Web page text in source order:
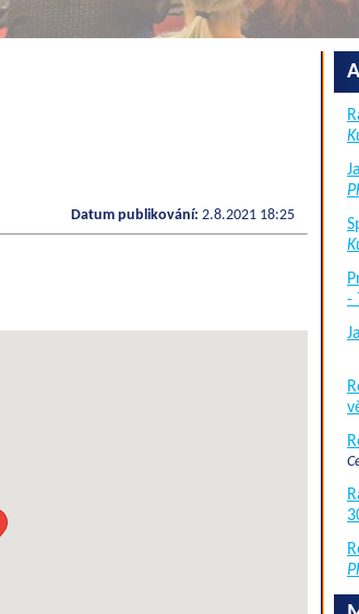
Datum publikování: 2.8.2021 18:25
-